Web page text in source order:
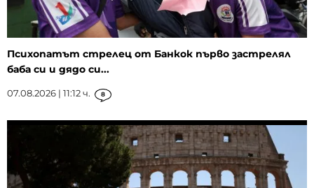
Психопатът стрелец от Банкок първо застрелял
баба си и дядо си...
07.08.2026 | 11:12 ч. 8